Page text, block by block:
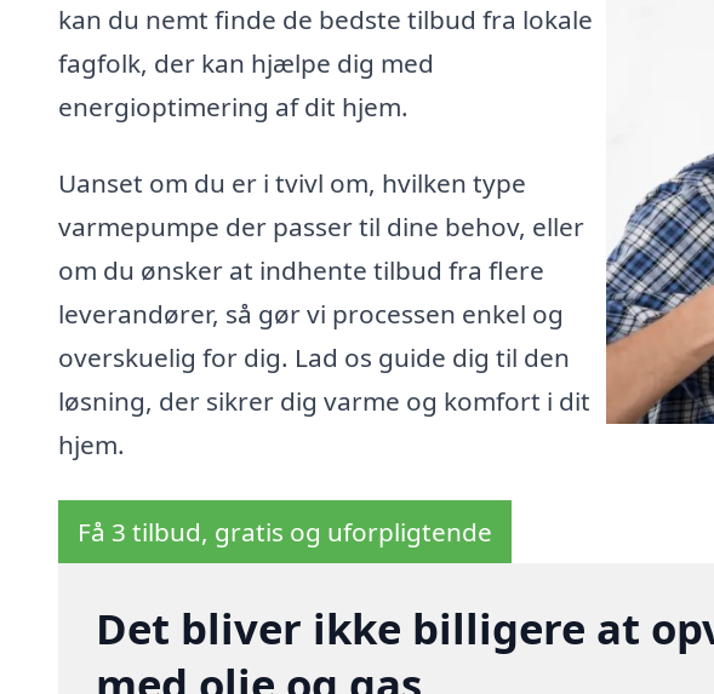
kan du nemt finde de bedste tilbud fra lokale
fagfolk, der kan hjælpe dig med
energioptimering af dit hjem.
Uanset om du er i tvivl om, hvilken type
varmepumpe der passer til dine behov, eller
om du ønsker at indhente tilbud fra flere
leverandører, så gør vi processen enkel og
overskuelig for dig. Lad os guide dig til den
løsning, der sikrer dig varme og komfort i dit
hjem.
Få 3 tilbud, gratis og uforpligtende
Det bliver ikke billigere at